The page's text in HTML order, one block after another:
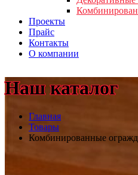
Проекты
Прайс
Контакты
О компании
Наш каталог
Главная
Товары
Комбинированные